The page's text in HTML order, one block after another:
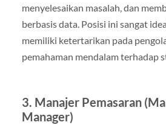
menyelesaikan masalah, dan
berbasis data. Posisi ini sangat
memiliki ketertarikan pada
pemahaman mendalam terhadap
3. Manajer Pemasaran
Manager)